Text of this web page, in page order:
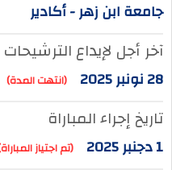
جامعة ابن زهر - أكادير
آخر أجل لإيداع الترشيحات
28 نونبر 2025 (انتهت المدة)
تاريخ إجراء المباراة
(تم اجتياز المباراة)